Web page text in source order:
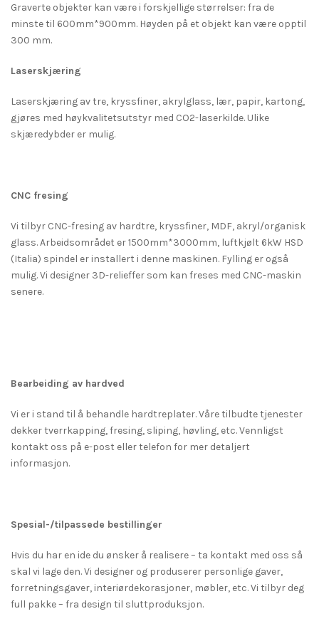
Graverte objekter kan være i forskjellige størrelser: fra de
minste til 600mm*900mm. Høyden på et objekt kan være opptil
300 mm.
Laserskjæring
Laserskjæring av tre, kryssfiner, akrylglass, lær, papir, kartong,
gjøres med høykvalitetsutstyr med CO2-laserkilde. Ulike
skjæredybder er mulig.
CNC fresing
Vi tilbyr CNC-fresing av hardtre, kryssfiner, MDF, akryl/organisk
glass. Arbeidsområdet er 1500mm*3000mm, luftkjølt 6kW HSD
(Italia) spindel er installert i denne maskinen. Fylling er også
mulig. Vi designer 3D-relieffer som kan freses med CNC-maskin
senere.
Bearbeiding av hardved
Vi er i stand til å behandle hardtreplater. Våre tilbudte tjenester
dekker tverrkapping, fresing, sliping, høvling, etc. Vennligst
kontakt oss på e-post eller telefon for mer detaljert
informasjon.
Spesial-/tilpassede bestillinger
Hvis du har en ide du ønsker å realisere – ta kontakt med oss så
skal vi lage den. Vi designer og produserer personlige gaver,
forretningsgaver, interiørdekorasjoner, møbler, etc. Vi tilbyr deg
full pakke – fra design til sluttproduksjon.